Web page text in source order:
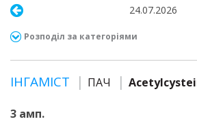
24.07.2026
Розподіл за категоріями
ІНГАМІСТ ПАЧ
3 амп.